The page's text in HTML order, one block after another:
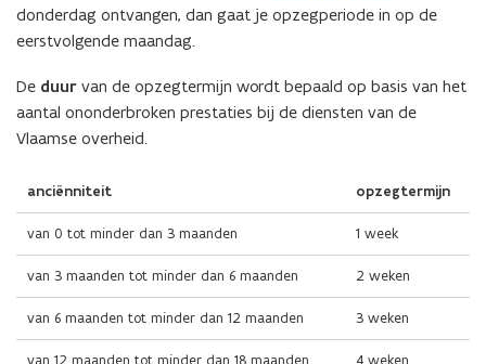
donderdag ontvangen, dan gaat je opzegperiode in op de
eerstvolgende maandag.
De duur van de opzegtermijn wordt bepaald op basis van het
aantal ononderbroken prestaties bij de diensten van de
Vlaamse overheid.
anciënniteit opzegtermijn
van 0 tot minder dan 3 maanden 1 week
van 3 maanden tot minder dan 6 maanden 2 weken
van 6 maanden tot minder dan 12 maanden 3 weken
van 12 maanden tot minder dan 18 maanden 4 weken